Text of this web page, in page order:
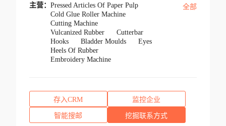
主营： Pressed Articles Of Paper Pulp
Cold Glue Roller Machine
Cutting Machine
Vulcanized Rubber
Cutterbar
Hooks
Bladder Moulds
Eyes
Heels Of Rubber
Embroidery Machine
全部
存入CRM 监控企业
智能搜邮 挖掘联系方式